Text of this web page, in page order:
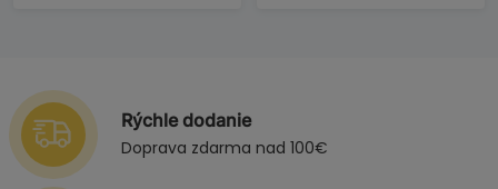
Rýchle dodanie
Doprava zdarma nad 100€